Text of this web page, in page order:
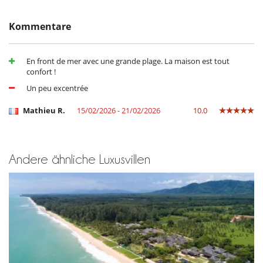
Weinlagerung (Temperaturregelung)
Hochstuhl
Kinderbett
Küche und Ausstattung
Kaffeemaschine
voll ausgestattete Küche
Personal
Villa mit Personal
Unterhaltung, Wohlbefinden & Sport
Kommentare
En front de mer avec une grande plage. La maison est tout
confort !
Un peu excentrée
Mathieu R. 15/02/2026 - 21/02/2026 10.0
Andere ähnliche Luxusvillen